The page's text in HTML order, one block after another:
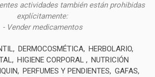
actividades también están prohibidas
explícitamente:
- Vender medicamentos
DERMOCOSMÉTICA
HERBOLARIO
HIGIENE CORPORAL
NUTRICIÓN
PERFUMES Y PENDIENTES
GAFAS